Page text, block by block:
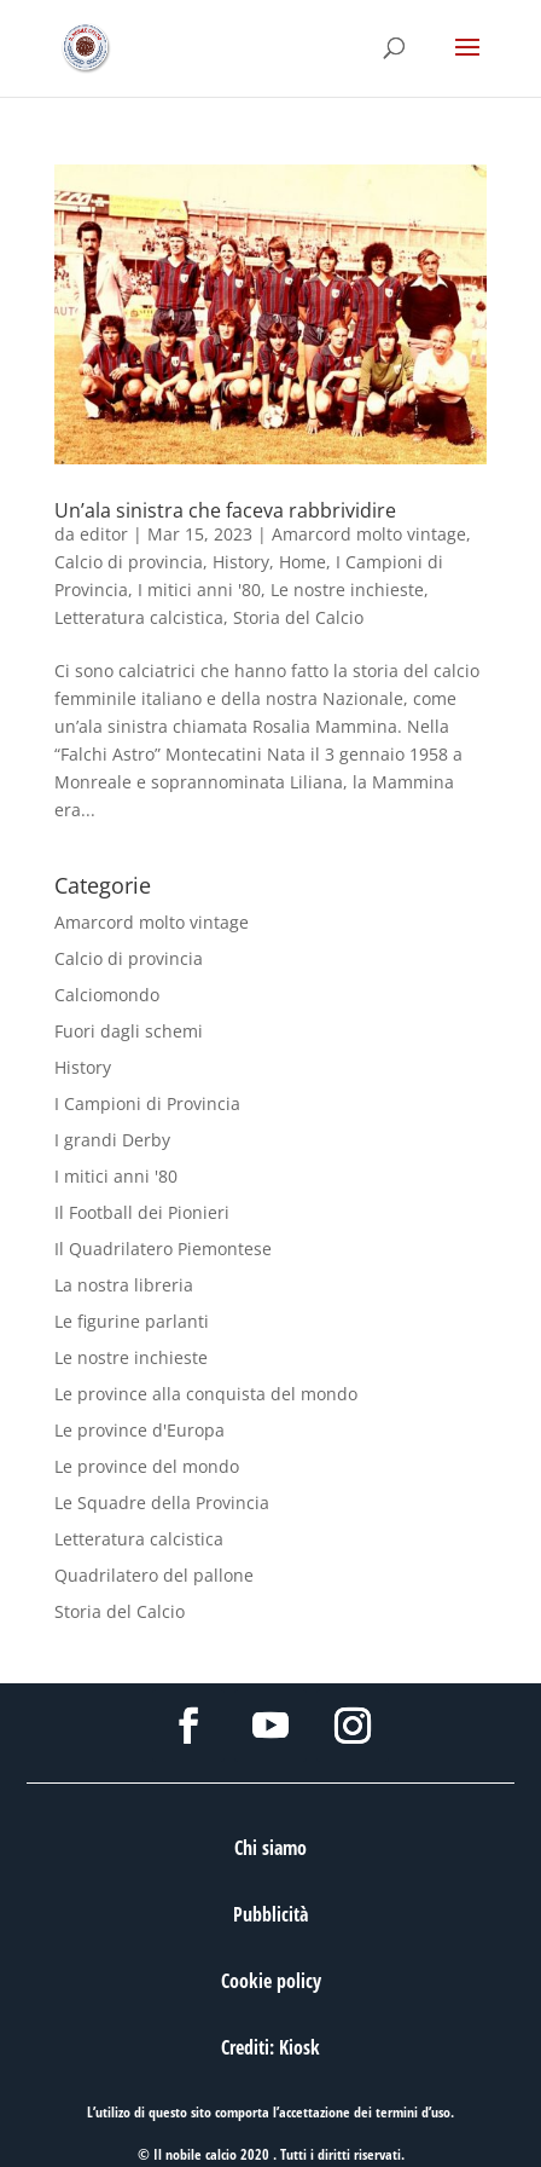
Un’ala sinistra che faceva rabbrividire
da editor| Mar 15, 2023 | Amarcord molto vintage,
Calcio di provincia, History, Home, I Campioni di
Provincia, I mitici anni '80, Le nostre inchieste,
Letteratura calcistica, Storia del Calcio
Ci sono calciatrici che hanno fatto la storia del calcio
femminile italiano e della nostra Nazionale, come
un’ala sinistra chiamata Rosalia Mammina. Nella
“Falchi Astro” Montecatini Nata il 3 gennaio 1958 a
Monreale e soprannominata Liliana, la Mammina
era...
Categorie
Amarcord molto vintage
Calcio di provincia
Calciomondo
Fuori dagli schemi
History
I Campioni di Provincia
I grandi Derby
I mitici anni '80
Il Football dei Pionieri
Il Quadrilatero Piemontese
La nostra libreria
Le figurine parlanti
Le nostre inchieste
Le province alla conquista del mondo
Le province d'Europa
Le province del mondo
Le Squadre della Provincia
Letteratura calcistica
Quadrilatero del pallone
Storia del Calcio
Chi siamo
Pubblicità
Cookie policy
Crediti: Kiosk
L’utilizo di questo sito comporta l’accettazione deitermini d’uso.
© Il nobile calcio 2020 . Tutti i diritti riservati.